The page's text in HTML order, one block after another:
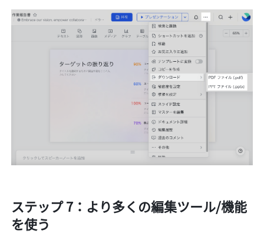
ステップ 7：より多くの編集ツール/機能
を使う